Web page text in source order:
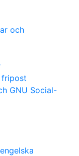
och
fripost
GNU Social-